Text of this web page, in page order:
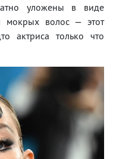
уложены в виде
мокрых волос — этот
актриса только что